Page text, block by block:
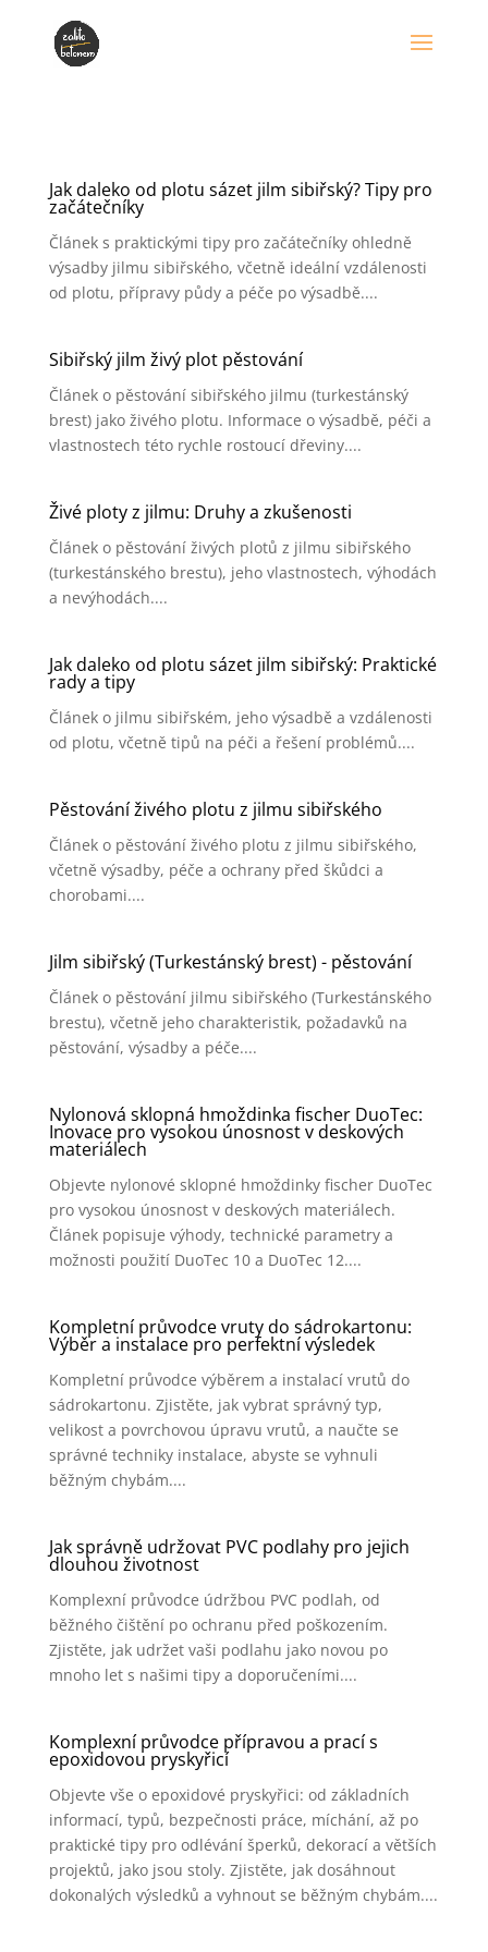
Jak daleko od plotu sázet jilm sibiřský? Tipy pro
začátečníky
Článek s praktickými tipy pro začátečníky ohledně
výsadby jilmu sibiřského, včetně ideální vzdálenosti
od plotu, přípravy půdy a péče po výsadbě....
Sibiřský jilm živý plot pěstování
Článek o pěstování sibiřského jilmu (turkestánský
brest) jako živého plotu. Informace o výsadbě, péči a
vlastnostech této rychle rostoucí dřeviny....
Živé ploty z jilmu: Druhy a zkušenosti
Článek o pěstování živých plotů z jilmu sibiřského
(turkestánského brestu), jeho vlastnostech, výhodách
a nevýhodách....
Jak daleko od plotu sázet jilm sibiřský: Praktické
rady a tipy
Článek o jilmu sibiřském, jeho výsadbě a vzdálenosti
od plotu, včetně tipů na péči a řešení problémů....
Pěstování živého plotu z jilmu sibiřského
Článek o pěstování živého plotu z jilmu sibiřského,
včetně výsadby, péče a ochrany před škůdci a
chorobami....
Jilm sibiřský (Turkestánský brest) - pěstování
Článek o pěstování jilmu sibiřského (Turkestánského
brestu), včetně jeho charakteristik, požadavků na
pěstování, výsadby a péče....
Nylonová sklopná hmoždinka fischer DuoTec:
Inovace pro vysokou únosnost v deskových
materiálech
Objevte nylonové sklopné hmoždinky fischer DuoTec
pro vysokou únosnost v deskových materiálech.
Článek popisuje výhody, technické parametry a
možnosti použití DuoTec 10 a DuoTec 12....
Kompletní průvodce vruty do sádrokartonu:
Výběr a instalace pro perfektní výsledek
Kompletní průvodce výběrem a instalací vrutů do
sádrokartonu. Zjistěte, jak vybrat správný typ,
velikost a povrchovou úpravu vrutů, a naučte se
správné techniky instalace, abyste se vyhnuli
běžným chybám....
Jak správně udržovat PVC podlahy pro jejich
dlouhou životnost
Komplexní průvodce údržbou PVC podlah, od
běžného čištění po ochranu před poškozením.
Zjistěte, jak udržet vaši podlahu jako novou po
mnoho let s našimi tipy a doporučeními....
Komplexní průvodce přípravou a prací s
epoxidovou pryskyřicí
Objevte vše o epoxidové pryskyřici: od základních
informací, typů, bezpečnosti práce, míchání, až po
praktické tipy pro odlévání šperků, dekorací a větších
projektů, jako jsou stoly. Zjistěte, jak dosáhnout
dokonalých výsledků a vyhnout se běžným chybám....